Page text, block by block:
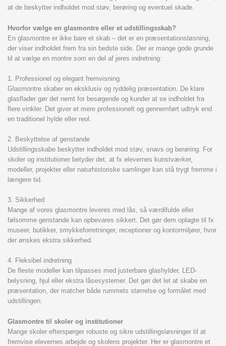
at de beskytter indholdet mod støv, berøring og eventuel skade.
Hvorfor vælge en glasmontre eller et udstillingsskab?
En glasmontre er ikke bare et skab – det er en præsentationsløsning,
der viser indholdet frem fra sin bedste side. Der er mange gode grunde
til at vælge en montre som en del af jeres indretning:
1. Professionel og elegant fremvisning
Glasmontre skaber en eksklusiv og ryddelig præsentation. De klare
glasflader gør det nemt for besøgende og kunder at se indholdet fra
flere vinkler. Det giver et mere professionelt og gennemført udtryk end
en traditionel hylde eller reol.
2. Beskyttelse af genstande
Udstillingsskabe beskytter indholdet mod støv, snavs og berøring. For
skoler og institutioner betyder det, at fx elevernes kunstværker,
modeller, projekter eller naturhistoriske samlinger kan stå trygt fremme i
længere tid.
3. Sikkerhed
Mange af vores glasmontre leveres med lås, så værdifulde eller
følsomme genstande kan opbevares sikkert. Det gør dem oplagte til fx
museer, butikker, smykkeforretninger, receptioner og kontormiljøer, hvor
der ønskes ekstra sikkerhed.
4. Fleksibel indretning
De fleste modeller kan tilpasses med justerbare glashylder, LED-
belysning, hjul eller ekstra låsesystemer. Det gør det let at skabe en
præsentation, der matcher både rummets størrelse og formålet med
udstillingen.
Glasmontre til skoler og institutioner
Mange skoler efterspørger robuste og sikre udstillingsløsninger til at
fremvise elevernes arbejde og skolens projekter. Her er glasmontre et